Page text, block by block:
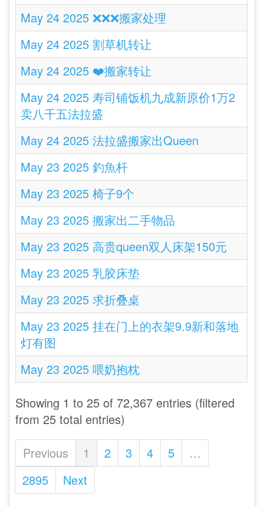
May 24 2025 ❌❌❌搬家处理
May 24 2025 割草机转让
May 24 2025 ❤️搬家转让
May 24 2025 寿司铺饭机九成新原价1万2
卖八千五法拉盛
May 24 2025 法拉盛搬家出Queen
May 23 2025 釣魚杆
May 23 2025 椅子9个
May 23 2025 搬家出二手物品
May 23 2025 高贵queen双人床架150元
May 23 2025 乳胶床垫
May 23 2025 求折叠桌
May 23 2025 挂在门上的衣架9.9新和落地
灯有图
May 23 2025 喂奶抱枕
Showing 1 to 25 of 72,367 entries (filtered
from 25 total entries)
Previous
1 2 3 4 5
…
2895
Next